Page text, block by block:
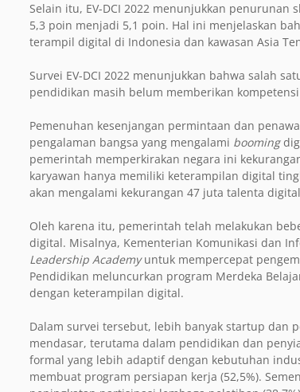
Selain itu, EV-DCI 2022 menunjukkan
5,3 poin menjadi 5,1 poin. Hal ini menjelaskan
terampil digital di Indonesia dan kawasan Asia
Survei EV-DCI 2022 menunjukkan bahwa salah
pendidikan masih belum memberikan
Pemenuhan kesenjangan permintaan dan
pengalaman bangsa yang mengalami booming
pemerintah memperkirakan negara ini
karyawan hanya memiliki keterampilan digital
akan mengalami kekurangan 47 juta talenta
Oleh karena itu, pemerintah telah melakukan
digital. Misalnya, Kementerian Komunikasi dan
Leadership Academyuntuk mempercepat
Pendidikan meluncurkan program Merdeka
dengan keterampilan digital.
Dalam survei tersebut, lebih banyak startup dan
mendasar, terutama dalam pendidikan dan
formal yang lebih adaptif dengan kebutuhan
membuat program persiapan kerja (52,5%).